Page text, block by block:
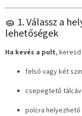
🧽 1. Válassz a
lehetőségek
Ha kevés a pult,
felső vagy két
csepegtető
polcra